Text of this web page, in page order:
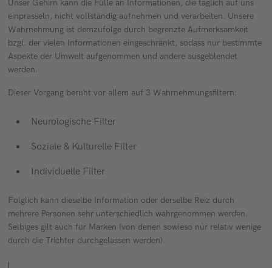
Unser Gehirn kann die Fülle an Informationen, die täglich auf uns
einprasseln, nicht vollständig aufnehmen und verarbeiten. Unsere
Wahrnehmung ist demzufolge durch begrenzte Aufmerksamkeit
bzgl. der vielen Informationen eingeschränkt, sodass nur bestimmte
Aspekte der Umwelt aufgenommen und andere ausgeblendet
werden.
Dieser Vorgang beruht vor allem auf 3 Wahrnehmungsfiltern:
Neurologische Filter
Soziale & Kulturelle Filter
Individuelle Filter
Folglich kann dieselbe Information oder derselbe Reiz durch
mehrere Personen sehr unterschiedlich wahrgenommen werden.
Selbiges gilt auch für Marken (von denen sowieso nur relativ wenige
durch die Trichter durchgelassen werden).